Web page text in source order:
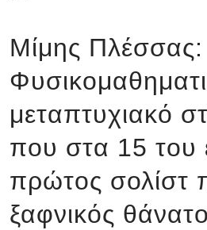
Μίμης Πλέσσας:
μεταπτυχιακό
που στα 15 του
πρώτος σολίστ
ξαφνικός